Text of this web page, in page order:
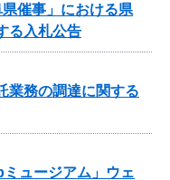
催事」における県
る入札公告
業務の調達に関する
ュージアム」ウェ